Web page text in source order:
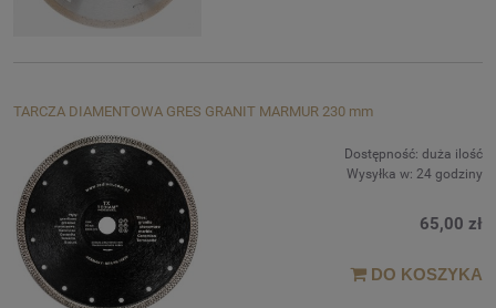
TARCZA DIAMENTOWA GRES GRANIT MARMUR 230 mm
Dostępność: duża ilość
Wysyłka w: 24 godziny
65,00 zł
DO KOSZYKA